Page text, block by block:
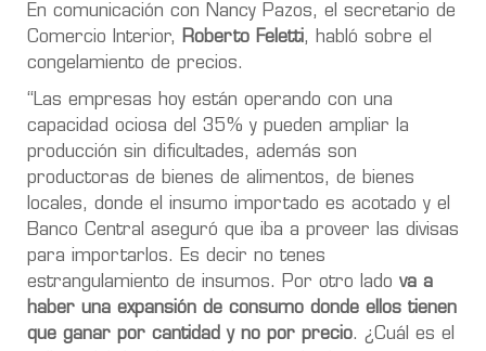
En comunicación con Nancy Pazos, el secretario de
Comercio Interior,
Roberto Feletti, habló sobre el
congelamiento de precios.
“Las empresas hoy están operando con una
capacidad ociosa del 35% y pueden ampliar la
producción sin dificultades, además son
productoras de bienes de alimentos, de bienes
locales, donde el insumo importado es acotado y el
Banco Central aseguró que iba a proveer las divisas
para importarlos. Es decir no tenes
estrangulamiento de insumos. Por otro lado va a
haber una expansión de consumo donde ellos tienen
que ganar por cantidad y no por precio. ¿Cuál es el